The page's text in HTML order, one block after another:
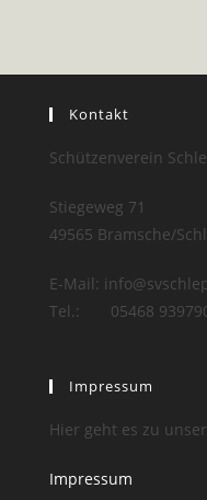
Kontakt
Schützenverein
Stiegeweg 71
49565 Bramsche/
E-Mail:
Tel.: 05468
Impressum
Hier geht es zu
Impressum